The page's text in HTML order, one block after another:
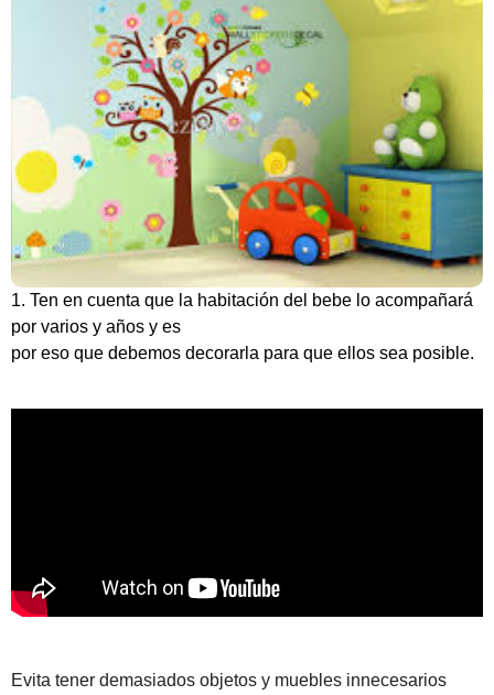
1. Ten en cuenta que la habitación del bebe lo acompañará
por varios y años y es
por eso que debemos decorarla para que ellos sea posible.
Evita tener demasiados objetos y muebles innecesarios